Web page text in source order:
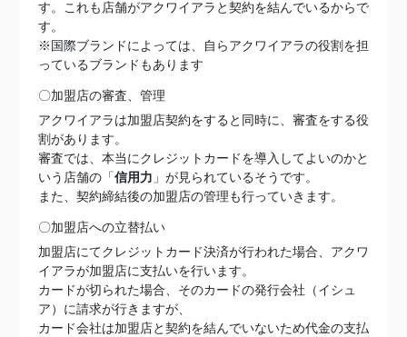
す。これも店舗がアクワイアラと契約を結んでいるからで
す。
※国際ブランドによっては、自らアクワイアラの役割を担
っているブランドもあります
〇加盟店の審査、管理
アクワイアラは加盟店契約をすると同時に、審査をする役
割があります。
審査では、本当にクレジットカードを導入してよいのかと
いう店舗の「 信用力 」が見られているそうです。
また、契約締結後の加盟店の管理も行っていきます。
〇加盟店への立替払い
加盟店にてクレジットカード決済が行われた場合、アクワ
イアラが加盟店に支払いを行います。
カードが切られた場合、そのカードの発行会社（イシュ
ア）に請求が行きますが、
カード会社は加盟店と契約を結んでいないため代金の支払